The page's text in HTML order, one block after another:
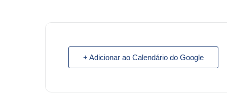
+ Adicionar ao Calendário do Google